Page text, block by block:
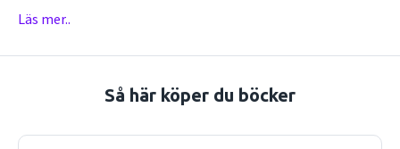
granskad för att anpassas till svenska förhållanden.
Människans fysiologi har genomgått en stor omarbetning.
genomgått större förändringar än andra, de största
förändringarna har skett i: Kapitel 2, Celler och vävnader,
Läs mer..
Så här köper du böcker